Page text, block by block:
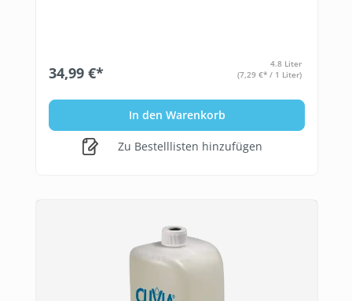
34,99 €*
4.8 Liter
(7,29 €* / 1 Liter)
In den Warenkorb
Zu Bestelllisten hinzufügen